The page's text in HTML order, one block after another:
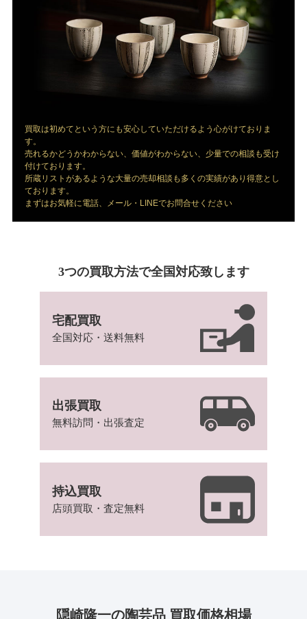
買取は初めてという方にも安心していただけるよう心がけておりま
す。
売れるかどうかわからない、価値がわからない、少量での相談も受け
付けております。
所蔵リストがあるような大量の売却相談も多くの実績があり得意とし
ております。
まずはお気軽に電話、メール・LINEでお問合せください
3つの買取方法で全国対応致します
宅配買取
全国対応・送料無料
出張買取
無料訪問・出張査定
持込買取
店頭買取・査定無料
隠崎隆一の陶芸品 買取価格相場